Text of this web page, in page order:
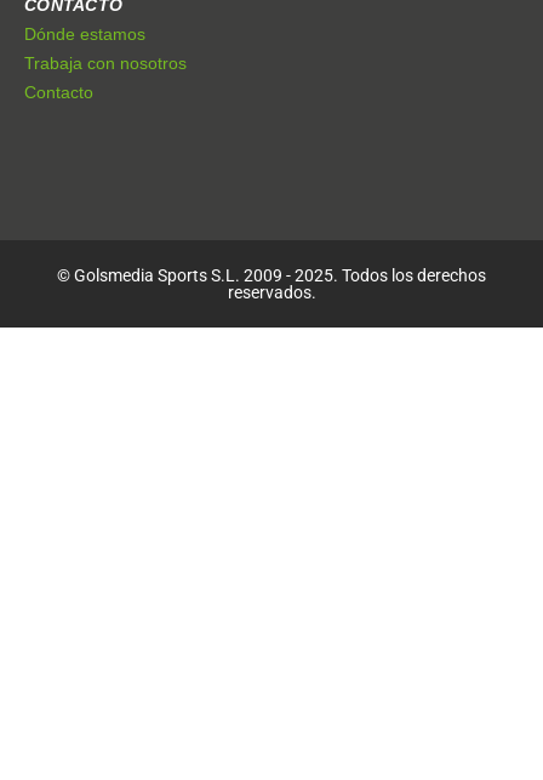
CONTACTO
Dónde estamos
Trabaja con nosotros
Contacto
© Golsmedia Sports S.L. 2009 - 2025. Todos los derechos
reservados.